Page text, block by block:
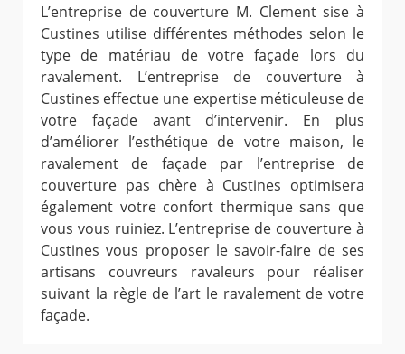
L’entreprise de couverture M. Clement sise à
Custines utilise différentes méthodes selon le
type de matériau de votre façade lors du
ravalement. L’entreprise de couverture à
Custines effectue une expertise méticuleuse de
votre façade avant d’intervenir. En plus
d’améliorer l’esthétique de votre maison, le
ravalement de façade par l’entreprise de
couverture pas chère à Custines optimisera
également votre confort thermique sans que
vous vous ruiniez. L’entreprise de couverture à
Custines vous proposer le savoir-faire de ses
artisans couvreurs ravaleurs pour réaliser
suivant la règle de l’art le ravalement de votre
façade.